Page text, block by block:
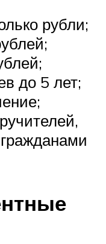
рубли;
до 5 лет;